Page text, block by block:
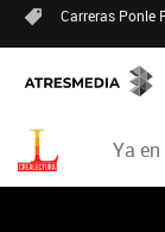
Carreras Ponle
Ya